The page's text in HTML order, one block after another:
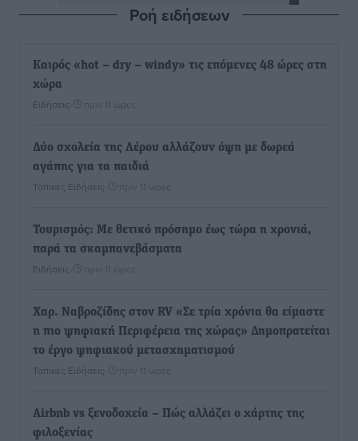
Ροή ειδήσεων
Καιρός «hot – dry – windy» τις επόμενες 48 ώρες στη
χώρα
Ειδήσεις πριν 11 ώρες
Δύο σχολεία της Λέρου αλλάζουν όψη με δωρεά
αγάπης για τα παιδιά
Τοπικές Ειδήσεις πριν 11 ώρες
Τουρισμός: Με θετικό πρόσημο έως τώρα η χρονιά,
παρά τα σκαμπανεβάσματα
Ειδήσεις πριν 11 ώρες
Χαρ. Ναβροζίδης στον RV «Σε τρία χρόνια θα είμαστε
η πιο ψηφιακή Περιφέρεια της χώρας» Δημοπρατείται
το έργο ψηφιακού μετασχηματισμού
Τοπικές Ειδήσεις πριν 11 ώρες
Airbnb vs ξενοδοχεία – Πώς αλλάζει ο χάρτης της
φιλοξενίας